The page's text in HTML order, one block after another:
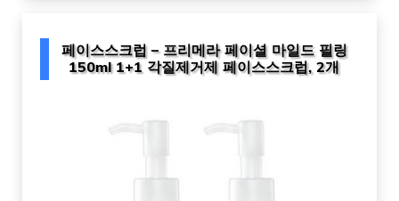
페이스스크럽 – 프리메라 페이셜 마일드 필링
150ml 1+1 각질제거제 페이스스크럽, 2개